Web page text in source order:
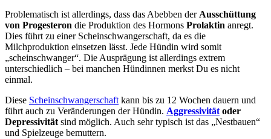
Problematisch ist allerdings, dass das Abebben der Ausschüttung
von Progesteron die Produktion des Hormons Prolaktin anregt.
Dies führt zu einer Scheinschwangerschaft, da es die
Milchproduktion einsetzen lässt. Jede Hündin wird somit
„scheinschwanger“. Die Ausprägung ist allerdings extrem
unterschiedlich – bei manchen Hündinnen merkst Du es nicht
einmal.
Diese Scheinschwangerschaft kann bis zu 12 Wochen dauern und
führt auch zu Veränderungen der Hündin. Aggressivität oder
Depressivität sind möglich. Auch sehr typisch ist das „Nestbauen“
und Spielzeuge bemuttern.